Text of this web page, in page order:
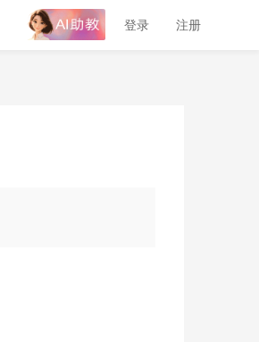
登录 注册